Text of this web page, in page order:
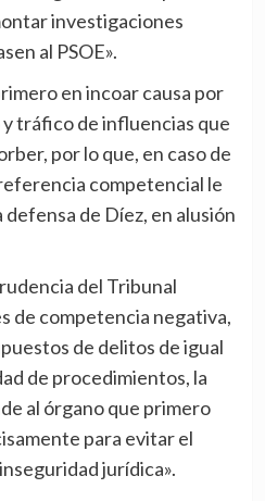
investigaciones
al PSOE».
tráfico de influencias que
por lo que, en caso de
competencial le
de Díez, en alusión
de competencia negativa,
de delitos de igual
de procedimientos, la
al órgano que primero
para evitar el
jurídica».